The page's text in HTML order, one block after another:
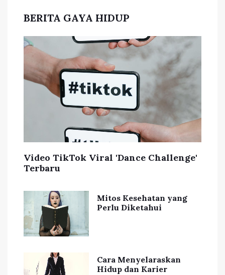
BERITA GAYA HIDUP
Video TikTok Viral 'Dance Challenge'
Terbaru
Mitos Kesehatan yang
Perlu Diketahui
Cara Menyelaraskan
Hidup dan Karier